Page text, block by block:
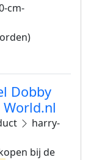
cm-
Dobby
harry-
bij de